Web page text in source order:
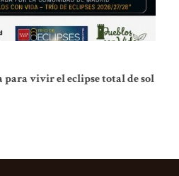
para vivir el eclipse total de sol